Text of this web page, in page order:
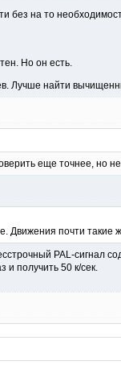
без на то
Но он есть.
Лучше найти
еще точнее, но не
Движения почти такие
PAL-сигнал
и получить 50 к/сек.